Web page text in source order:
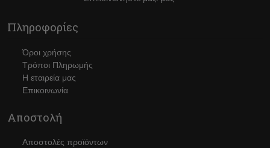
Πληροφορίες
Όροι χρήσης
Τρόποι Πληρωμής
Η εταιρεία μας
Επικοινωνία
Αποστολή
Αποστολές προϊόντων